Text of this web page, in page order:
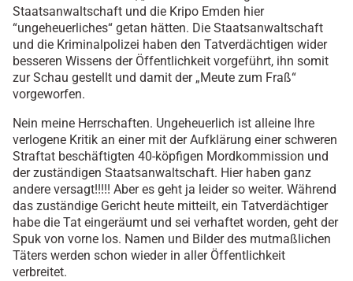
Staatsanwaltschaft und die Kripo Emden hier
“ungeheuerliches“ getan hätten. Die Staatsanwaltschaft
und die Kriminalpolizei haben den Tatverdächtigen wider
besseren Wissens der Öffentlichkeit vorgeführt, ihn somit
zur Schau gestellt und damit der „Meute zum Fraß“
vorgeworfen.
Nein meine Herrschaften. Ungeheuerlich ist alleine Ihre
verlogene Kritik an einer mit der Aufklärung einer schweren
Straftat beschäftigten 40-köpfigen Mordkommission und
der zuständigen Staatsanwaltschaft. Hier haben ganz
andere versagt!!!!! Aber es geht ja leider so weiter. Während
das zuständige Gericht heute mitteilt, ein Tatverdächtiger
habe die Tat eingeräumt und sei verhaftet worden, geht der
Spuk von vorne los. Namen und Bilder des mutmaßlichen
Täters werden schon wieder in aller Öffentlichkeit
verbreitet.